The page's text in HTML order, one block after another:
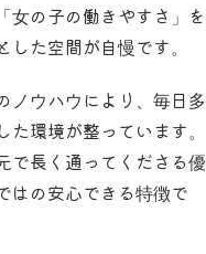
女の子の働きやすさ」を
た空間が自慢です。
ノウハウにより、毎日多
環境が整っています。
で長く通ってくださる優
はの安心できる特徴で